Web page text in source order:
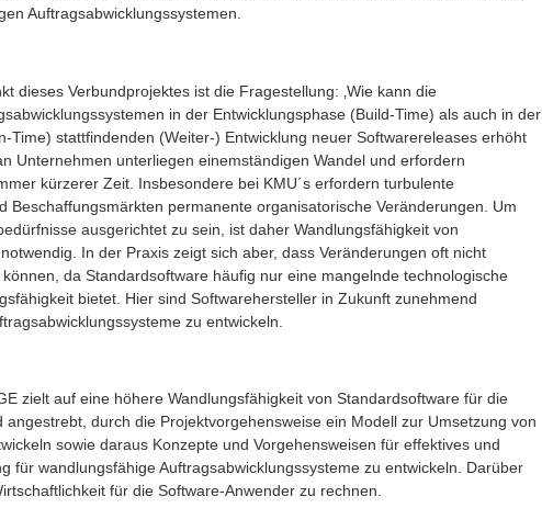
Auftragsabwicklungssystemen.
dieses Verbundprojektes ist die Fragestellung: ‚Wie kann die
in der Entwicklungsphase (Build-Time) als auch in der
Time) stattfindenden (Weiter-) Entwicklung neuer Softwarereleases erhöht
Unternehmen unterliegen einemständigen Wandel und erfordern
kürzerer Zeit. Insbesondere bei KMU´s erfordern turbulente
Beschaffungsmärkten permanente organisatorische Veränderungen. Um
ausgerichtet zu sein, ist daher Wandlungsfähigkeit von
In der Praxis zeigt sich aber, dass Veränderungen oft nicht
da Standardsoftware häufig nur eine mangelnde technologische
bietet. Hier sind Softwarehersteller in Zukunft zunehmend
zu entwickeln.
zielt auf eine höhere Wandlungsfähigkeit von Standardsoftware für die
angestrebt, durch die Projektvorgehensweise ein Modell zur Umsetzung von
sowie daraus Konzepte und Vorgehensweisen für effektives und
für wandlungsfähige Auftragsabwicklungssysteme zu entwickeln. Darüber
für die Software-Anwender zu rechnen.